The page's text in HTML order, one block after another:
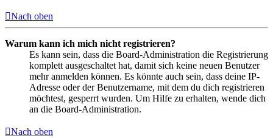
Nach oben
Warum kann ich mich nicht registrieren?
Es kann sein, dass die Board-Administration die Registrierung
komplett ausgeschaltet hat, damit sich keine neuen Benutzer
mehr anmelden können. Es könnte auch sein, dass deine IP-
Adresse oder der Benutzername, mit dem du dich registrieren
möchtest, gesperrt wurden. Um Hilfe zu erhalten, wende dich
an die Board-Administration.
Nach oben